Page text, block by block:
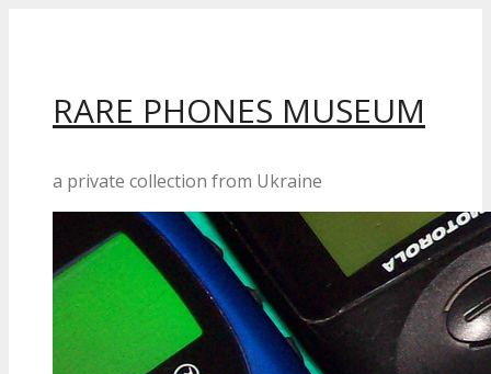
RARE PHONES MUSEUM
a private collection from Ukraine